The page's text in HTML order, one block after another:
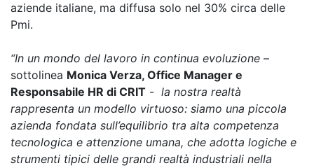
aziende italiane, ma diffusa solo nel 30% circa delle
Pmi.
“In un mondo del lavoro in continua evoluzione –
sottolinea Monica Verza, Office Manager e
Responsabile HR di CRIT - la nostra realtà
rappresenta un modello virtuoso: siamo una piccola
azienda fondata sull’equilibrio tra alta competenza
tecnologica e attenzione umana, che adotta logiche e
strumenti tipici delle grandi realtà industriali nella